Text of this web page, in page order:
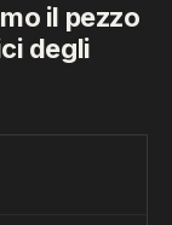
il pezzo
degli